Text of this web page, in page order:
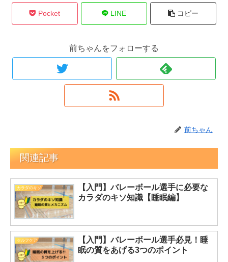
Pocket LINE コピー
前ちゃんをフォローする
前ちゃん
関連記事
カラダのキソ
【入門】バレーボール選手に必要な
カラダのキソ知識【睡眠編】
セルフケア
【入門】バレーボール選手必見！睡
眠の質をあげる3つのポイント